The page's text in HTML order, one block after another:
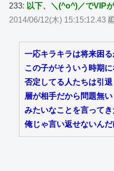
233: 以下、＼(^o^)／でVIP
2014/06/12(木) 15:15:12.43
一応キラキラは将来困る
この子がそういう時期
否定してる人たちは引
層が相手だから問題無い
みたいなことを言ってき
俺じゃ言い返せないん